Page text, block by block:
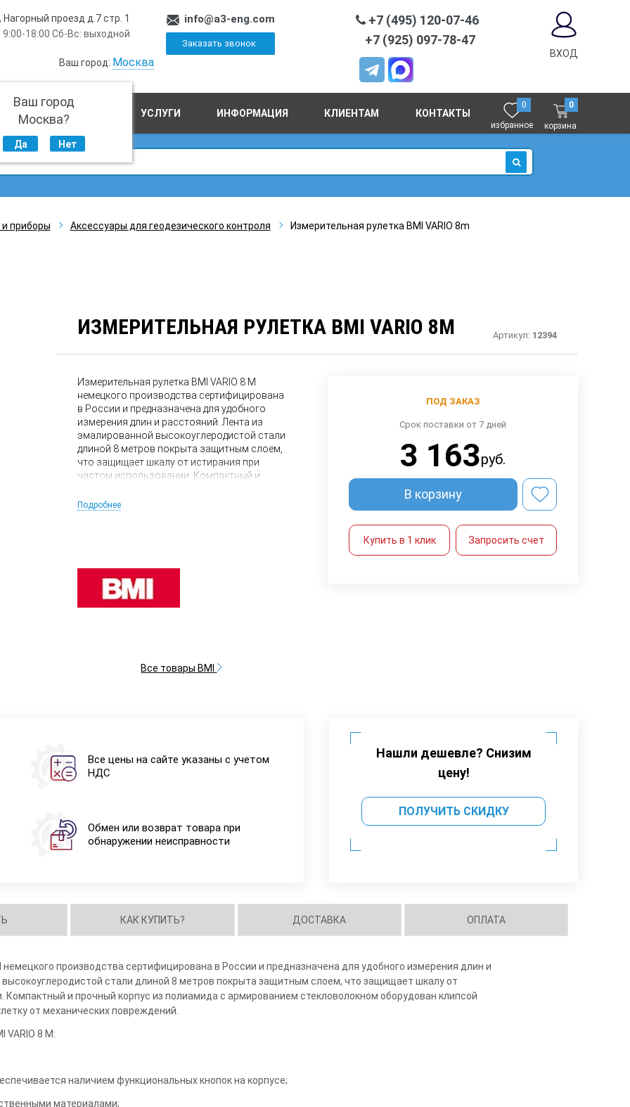
Нагорный проезд д.7 стр. 1
9:00-18:00 Сб-Вс: выходной
Ваш город: Москва
Ваш город
Москва?
Да Нет
info@a3-eng.com
Заказать звонок
+7 (495) 120-07-46
+7 (925) 097-78-47
ВХОД
ПРОИЗВОДСТВО УСЛУГИ ИНФОРМАЦИЯ КЛИЕНТАМ КОНТАКТЫ
0
избранное
0
корзина
ИСКАТЬ
и приборы Аксессуары для геодезического контроля Измерительная рулетка BMI VARIO 8m
ИЗМЕРИТЕЛЬНАЯ РУЛЕТКА BMI VARIO 8M Артикул: 12394
Измерительная рулетка BMI VARIO 8 M
немецкого производства сертифицирована
в России и предназначена для удобного
измерения длин и расстояний. Лента из
эмалированной высокоуглеродистой стали
длиной 8 метров покрыта защитным слоем,
что защищает шкалу от истирания при
частом использовании. Компактный и
армированием стекловолокном
Подробнее
Все товары BMI
ПОД ЗАКАЗ
Срок поставки от 7 дней
3 163руб.
В корзину
Купить в 1 клик Запросить счет
Все цены на сайте указаны с учетом
НДС
Обмен или возврат товара при
обнаружении неисправности
Нашли дешевле? Снизим
цену!
ПОЛУЧИТЬ СКИДКУ
КАК КУПИТЬ? ДОСТАВКА ОПЛАТА
немецкого производства сертифицирована в России и предназначена для удобного измерения длин и
стали длиной 8 метров покрыта защитным слоем, что защищает шкалу от
Компактный и прочный корпус из полиамида с армированием стекловолокном оборудован клипсой
от механических повреждений.
VARIO 8 M:
наличием функциональных кнопок на корпусе;
материалами;